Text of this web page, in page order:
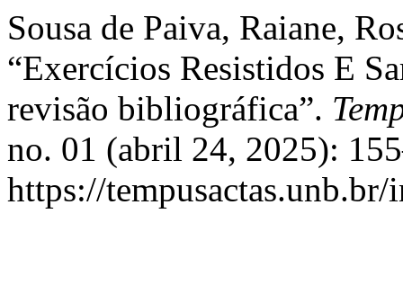
Sousa de Paiva, Raiane,
“Exercícios Resistidos E
revisão bibliográfica”.
no. 01 (abril 24, 2025):
https://